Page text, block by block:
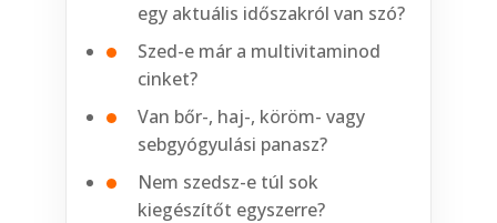
egy aktuális időszakról van szó?
Szed-e már a multivitaminod
cinket?
Van bőr-, haj-, köröm- vagy
sebgyógyulási panasz?
Nem szedsz-e túl sok
kiegészítőt egyszerre?